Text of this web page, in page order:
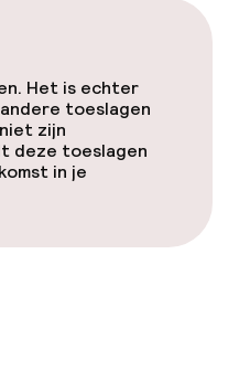
Het is echter
toeslagen
zijn
deze toeslagen
in je